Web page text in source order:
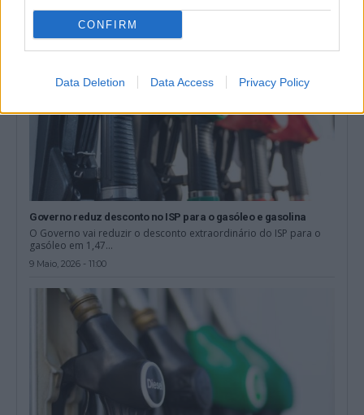
CONFIRM
Data Deletion Data Access Privacy Policy
Governo reduz desconto no ISP para o gasóleo e gasolina
O Governo vai reduzir o desconto extraordinário do ISP para o
gasóleo em 1,47...
9 Maio, 2026 - 11:00